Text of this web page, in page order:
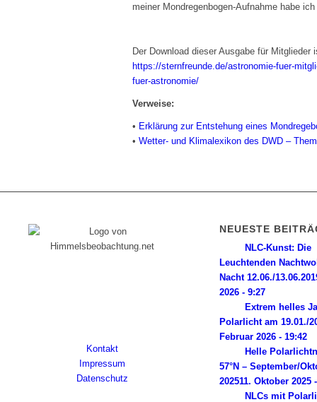
meiner Mondregenbogen-Aufnahme habe
Der Download dieser Ausgabe für
https://sternfreunde.de/astronomie-fuer-
fuer-astronomie/
Verweise:
• Erklärung zur Entstehung eines
•Wetter- und Klimalexikon des DWD –
Kontakt
Impressum
Datenschutz
NEUESTE
NLC-Kunst: Die
Leuchtenden
Nacht 12.06./
2026 - 9:27
Extrem helles
Polarlicht am 19.01./
Februar 2026 - 19:42
Helle
57°N – September/
202511. Oktober 2025
NLCs mit